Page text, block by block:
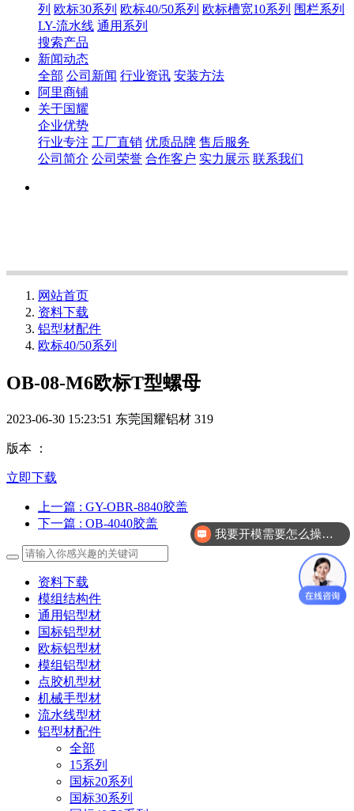
列 欧标30系列 欧标40/50系列 欧标槽宽10系列 围栏系列
LY-流水线 通用系列
搜索产品
新闻动态
全部 公司新闻 行业资讯 安装方法
阿里商铺
关于国耀
企业优势
行业专注 工厂直销 优质品牌 售后服务
公司简介 公司荣誉 合作客户 实力展示 联系我们
网站首页
资料下载
铝型材配件
欧标40/50系列
OB-08-M6欧标T型螺母
2023-06-30 15:23:51 东莞国耀铝材 319
版本 ：
立即下载
上一篇 : GY-OBR-8840胶盖
下一篇 : OB-4040胶盖
资料下载
模组结构件
通用铝型材
国标铝型材
欧标铝型材
模组铝型材
点胶机型材
机械手型材
流水线型材
铝型材配件
全部
15系列
国标20系列
国标30系列
我要开模需要怎么操作？